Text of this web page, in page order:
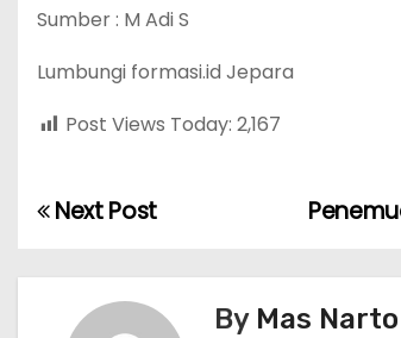
Sumber : M Adi S
Lumbungi formasi.id Jepara
Post Views Today: 2,167
P
o
Next Post
By Mas Narto